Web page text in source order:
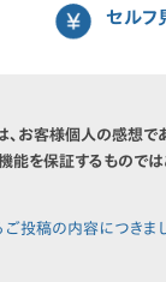
セルフ
お客様個人の感想であ
能を保証するものでは